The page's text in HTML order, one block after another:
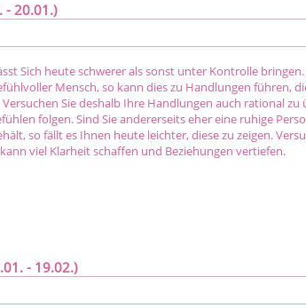
- 20.01.)
Sich heute schwerer als sonst unter Kontrolle bringen.
Mensch, so kann dies zu Handlungen führen,
Sie deshalb Ihre Handlungen auch rational zu
folgen. Sind Sie andererseits eher eine ruhige
so fällt es Ihnen heute leichter, diese zu zeigen.
viel Klarheit schaffen und Beziehungen vertiefen.
- 19.02.)